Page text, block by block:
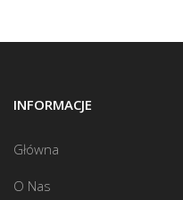
INFORMACJE
Główna
O Nas